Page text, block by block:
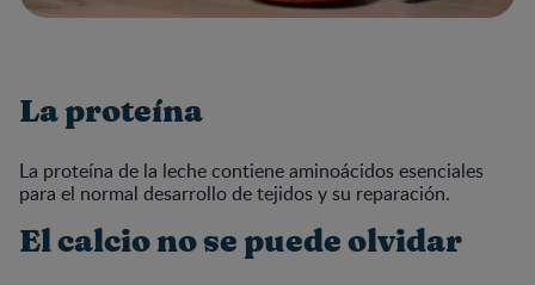
La proteína
La proteína de la leche contiene aminoácidos esenciales
para el normal desarrollo de tejidos y su reparación.
El calcio no se puede olvidar